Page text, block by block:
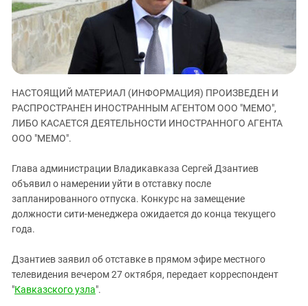
ЗАСТАВЛЯЕТ
КАВКАЗ ЗА ПАЛЕСТИНУ
ИНАКОМЫСЛИЕ В ЧЕЧНЕ
ПРЕСЛЕДОВАНИЕ АКТИВИСТОВ
МОБИЛИЗАЦИЯ И ПРОТЕСТЫ
Дагестан
Ингушетия
Кабардино-Балкария
Калмыкия
Карачаево-Черкесия
Краснодарский край
Нагорный Карабах
Ростовская область
Северная Осетия - Алания
СКФО
Южная Осетия
НАСТОЯЩИЙ МАТЕРИАЛ (ИНФОРМАЦИЯ) ПРОИЗВЕДЕН И
РАСПРОСТРАНЕН ИНОСТРАННЫМ АГЕНТОМ ООО "МЕМО",
ЛИБО КАСАЕТСЯ ДЕЯТЕЛЬНОСТИ ИНОСТРАННОГО АГЕНТА
ООО "МЕМО".
Глава администрации Владикавказа Сергей Дзантиев
объявил о намерении уйти в отставку после
запланированного отпуска. Конкурс на замещение
должности сити-менеджера ожидается до конца текущего
года.
Дзантиев заявил об отставке в прямом эфире местного
телевидения вечером 27 октября, передает корреспондент
"Кавказского узла".